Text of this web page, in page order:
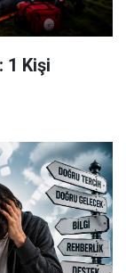
1 Kişi